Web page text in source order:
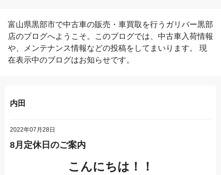
富山県黒部市で中古車の販売・車買取を行う ガリバー黒部
店のブログへようこそ。このブログでは、中古車入荷情報
や、メンテナンス情報などの投稿をしてまいります。 現
在表示中のブログはお知らせです。
内田
2022年07月28日
8月定休日のご案内
こんにちは！！